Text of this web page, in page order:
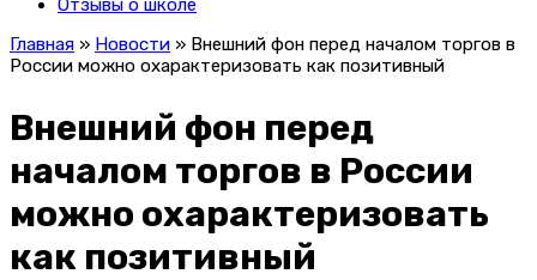
Отзывы о школе
Главная » Новости » Внешний фон перед началом торгов в
России можно охарактеризовать как позитивный
Внешний фон перед
началом торгов в России
можно охарактеризовать
как позитивный